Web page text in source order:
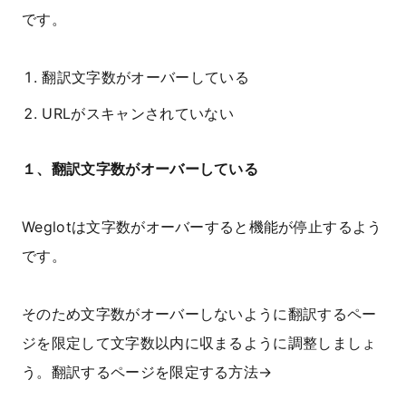
です。
翻訳文字数がオーバーしている
URLがスキャンされていない
１、翻訳文字数がオーバーしている
Weglotは文字数がオーバーすると機能が停止するよう
です。
そのため文字数がオーバーしないように翻訳するペー
ジを限定して文字数以内に収まるように調整しましょ
う。翻訳するページを限定する方法→